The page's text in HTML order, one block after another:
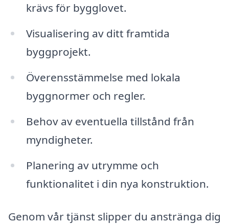
krävs för bygglovet.
Visualisering av ditt framtida
byggprojekt.
Överensstämmelse med lokala
byggnormer och regler.
Behov av eventuella tillstånd från
myndigheter.
Planering av utrymme och
funktionalitet i din nya konstruktion.
Genom vår tjänst slipper du anstränga dig